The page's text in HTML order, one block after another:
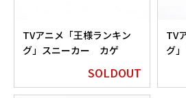
TVアニメ「王様ランキン
グ」スニーカー カゲ
SOLDOUT
TV
グ